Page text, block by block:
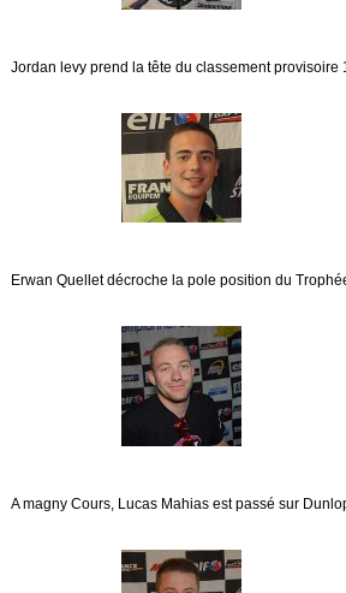
Jordan levy prend la tête du classement provisoire
Erwan Quellet décroche la pole position du
A magny Cours, Lucas Mahias est passé sur